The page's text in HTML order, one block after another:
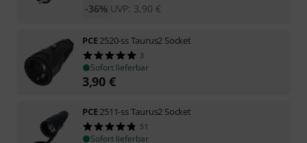
UVP: 3,90 €
-36%
PCE2520-ss Taurus2 Socket
3
Sofort lieferbar
3,90 €
PCE2511-ss Taurus2 Socket
51
Sofort lieferbar